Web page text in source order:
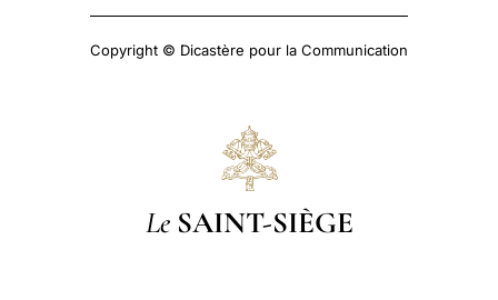
Copyright © Dicastère pour la Communication
Le SAINT-SIÈGE